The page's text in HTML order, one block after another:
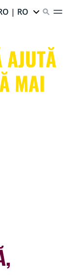
| RO
MAI